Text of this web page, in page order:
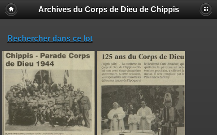
Archives du Corps de Dieu de Chippis
Rechercher dans ce lot